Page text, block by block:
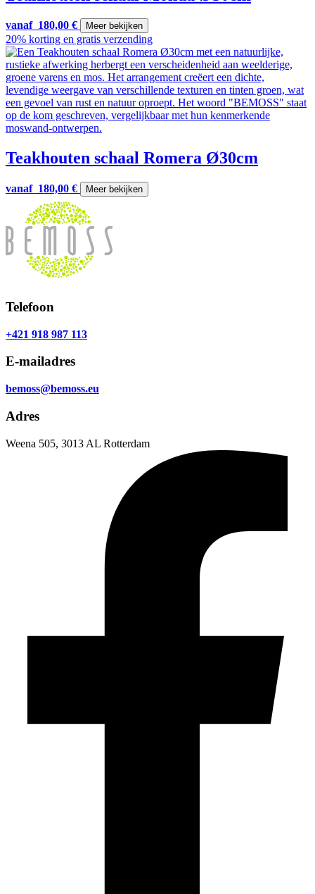
vanaf 180,00 € Meer bekijken
20% korting en gratis verzending
Teakhouten schaal Romera Ø30cm
vanaf 180,00 € Meer bekijken
Telefoon
+421 918 987 113
E-mailadres
bemoss@bemoss.eu
Adres
Weena 505, 3013 AL Rotterdam